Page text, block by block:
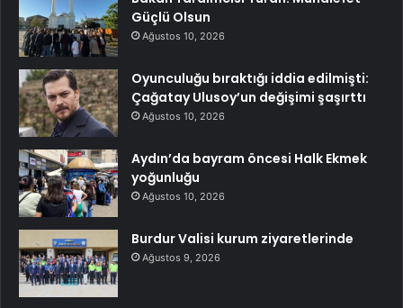
Güçlü Olsun
Ağustos 10, 2026
Oyunculuğu bıraktığı iddia edilmişti:
Çağatay Ulusoy’un değişimi şaşırttı
Ağustos 10, 2026
Aydın’da bayram öncesi Halk Ekmek
yoğunluğu
Ağustos 10, 2026
Burdur Valisi kurum ziyaretlerinde
Ağustos 9, 2026